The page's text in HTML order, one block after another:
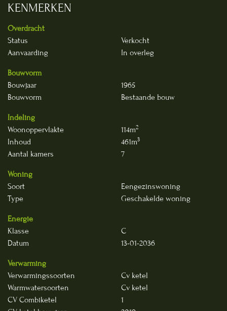
KENMERKEN
Overdracht
Status
Verkocht
Aanvaarding
In overleg
Bouwvorm
Bouwjaar
1965
Bouwvorm
Bestaande bouw
Indeling
Woonoppervlakte
114m2
Inhoud 461m3
Aantal kamers 7
Woning
Soort
Eengezinswoning
Type
Geschakelde woning
Energie
Klasse
C
Datum
13-01-2036
Verwarming
Verwarmingssoorten
Cv ketel
Warmwatersoorten
Cv ketel
CV Combiketel
1